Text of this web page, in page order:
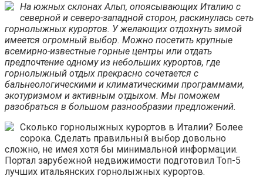
На южных склонах Альп, опоясывающих Италию с
северной и северо-западной сторон, раскинулась сеть
горнолыжных курортов. У желающих отдохнуть зимой
имеется огромный выбор. Можно посетить крупные
всемирно-известные горные центры или отдать
предпочтение одному из небольших курортов, где
горнолыжный отдых прекрасно сочетается с
бальнеологическими и климатическими программами,
экотуризмом и активным отдыхом. Мы поможем
разобраться в большом разнообразии предложений.
Сколько горнолыжных курортов в Италии? Более
сорока. Сделать правильный выбор довольно
сложно, не имея хотя бы минимальной информации.
Портал зарубежной недвижимости подготовил Топ-5
лучших итальянских горнолыжных курортов.